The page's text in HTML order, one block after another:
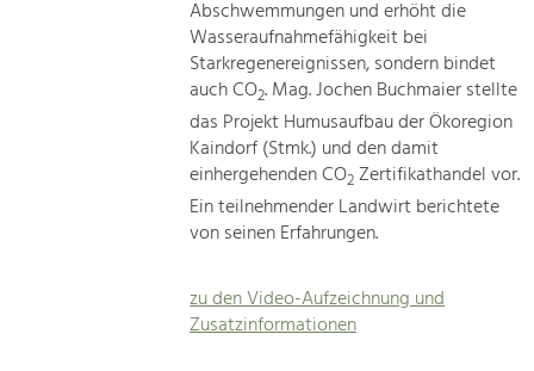
Increase in Regional Value Added.
Abschwemmungen und erhöht die
Wasseraufnahmefähigkeit bei
Starkregenereignissen, sondern bindet
auch CO2. Mag. Jochen Buchmaier stellte
das Projekt Humusaufbau der Ökoregion
Kaindorf (Stmk.) und den damit
einhergehenden CO2Zertifikathandel vor.
Ein teilnehmender Landwirt berichtete
von seinen Erfahrungen.
zu den Video-Aufzeichnung und
Zusatzinformationen